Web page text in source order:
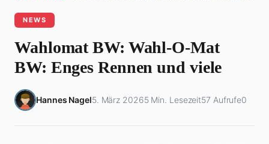
NEWS
Wahlomat BW: Wahl-O-Mat
BW: Enges Rennen und viele
Hannes Nagel5. März 20265 Min. Lesezeit57 Aufrufe0